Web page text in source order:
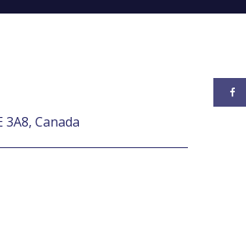
3A8, Canada